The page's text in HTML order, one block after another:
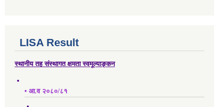
LISA Result
स्थानीय तह संस्थागत क्षमता स्वमूल्याङ्कन
• आ.व २०८०/८१